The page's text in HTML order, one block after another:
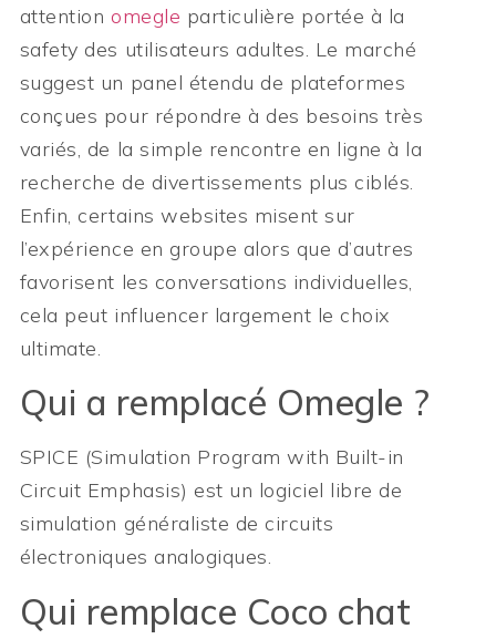
attentionomegle particulière portée à la
safety des utilisateurs adultes. Le marché
suggest un panel étendu de plateformes
conçues pour répondre à des besoins très
variés, de la simple rencontre en ligne à la
recherche de divertissements plus ciblés.
Enfin, certains websites misent sur
l’expérience en groupe alors que d’autres
favorisent les conversations individuelles,
cela peut influencer largement le choix
ultimate.
Qui a remplacé Omegle ?
SPICE (Simulation Program with Built-in
Circuit Emphasis) est un logiciel libre de
simulation généraliste de circuits
électroniques analogiques.
Qui remplace Coco chat